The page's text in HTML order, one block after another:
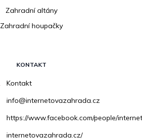
Zahradní altány
Zahradní houpačky
KONTAKT
Kontakt
info@internetovazahrada.cz
https://www.facebook.com/people/
internetovazahrada.cz/